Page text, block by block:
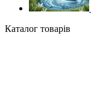
Каталог товарів